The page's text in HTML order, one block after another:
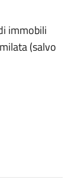
immobili
(salvo